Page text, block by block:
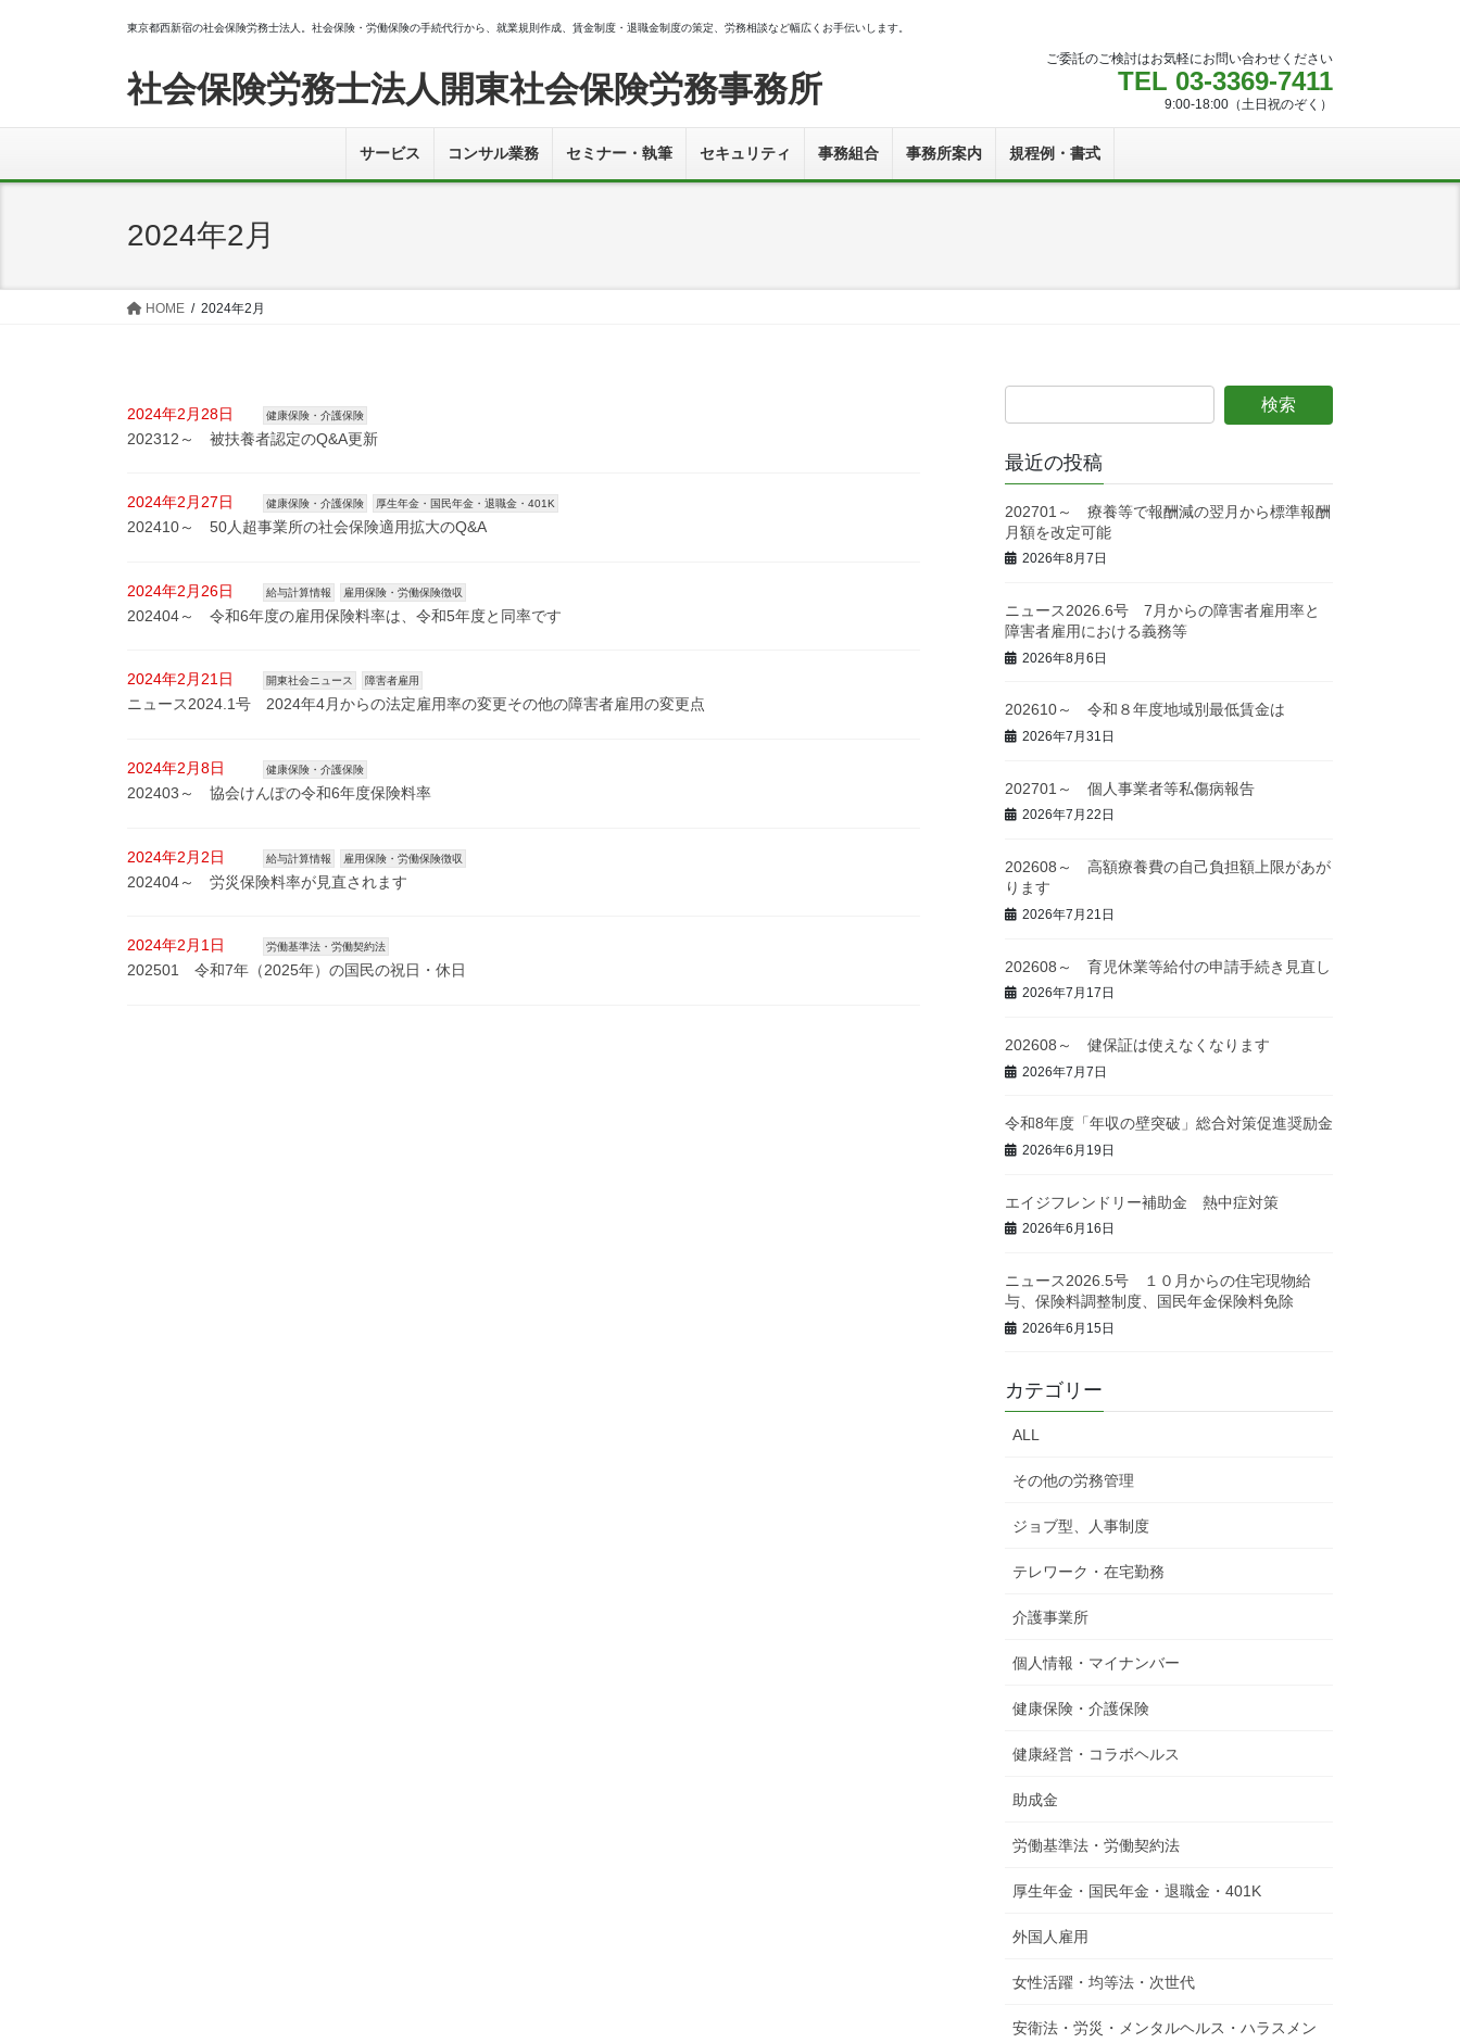
東京都西新宿の社会保険労務士法人。社会保険・労働保険の手続代行から、就業規則作成、賃金制度・退職金制度の策定、労務相談など幅広くお手伝いします。
社会保険労務士法人開東社会保険労務事務所
ご委託のご検討はお気軽にお問い合わせください
TEL 03-3369-7411
9:00-18:00（土日祝のぞく）
サービス コンサル業務 セミナー・執筆 セキュリティ 事務組合 事務所案内 規程例・書式
2024年2月
HOME 2024年2月
2024年2月28日 健康保険・介護保険
202312～ 被扶養者認定のQ&A更新
2024年2月27日 健康保険・介護保険 厚生年金・国民年金・退職金・401K
202410～ 50人超事業所の社会保険適用拡大のQ&A
2024年2月26日 給与計算情報 雇用保険・労働保険徴収
202404～ 令和6年度の雇用保険料率は、令和5年度と同率です
2024年2月21日 開東社会ニュース 障害者雇用
ニュース2024.1号 2024年4月からの法定雇用率の変更その他の障害者雇用の変更点
2024年2月8日 健康保険・介護保険
202403～ 協会けんぽの令和6年度保険料率
2024年2月2日 給与計算情報 雇用保険・労働保険徴収
202404～ 労災保険料率が見直されます
2024年2月1日 労働基準法・労働契約法
202501 令和7年（2025年）の国民の祝日・休日
最近の投稿
202701～ 療養等で報酬減の翌月から標準報酬
月額を改定可能
2026年8月7日
ニュース2026.6号 7月からの障害者雇用率と
障害者雇用における義務等
2026年8月6日
202610～ 令和８年度地域別最低賃金は
2026年7月31日
202701～ 個人事業者等私傷病報告
2026年7月22日
202608～ 高額療養費の自己負担額上限があが
ります
2026年7月21日
202608～ 育児休業等給付の申請手続き見直し
2026年7月17日
202608～ 健保証は使えなくなります
2026年7月7日
令和8年度「年収の壁突破」総合対策促進奨励金
2026年6月19日
エイジフレンドリー補助金 熱中症対策
2026年6月16日
ニュース2026.5号 １０月からの住宅現物給
与、保険料調整制度、国民年金保険料免除
2026年6月15日
カテゴリー
ALL
その他の労務管理
ジョブ型、人事制度
テレワーク・在宅勤務
介護事業所
個人情報・マイナンバー
健康保険・介護保険
健康経営・コラボヘルス
助成金
労働基準法・労働契約法
厚生年金・国民年金・退職金・401K
外国人雇用
女性活躍・均等法・次世代
安衛法・労災・メンタルヘルス・ハラスメン